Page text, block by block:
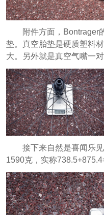
附件方面，Bontrager
垫。真空胎垫是硬质塑料
大。另外就是真空气嘴一对
接下来自然是喜闻乐
1590克，实称